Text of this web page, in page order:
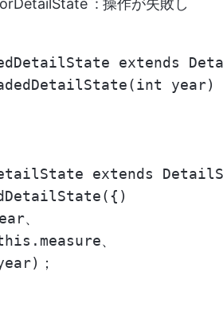
操作が失敗し
extends
year)
extends
、
、
；